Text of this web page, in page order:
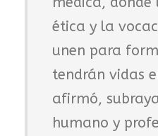
ética y la
unen para
tendrán vidas
afirmó,
humano y